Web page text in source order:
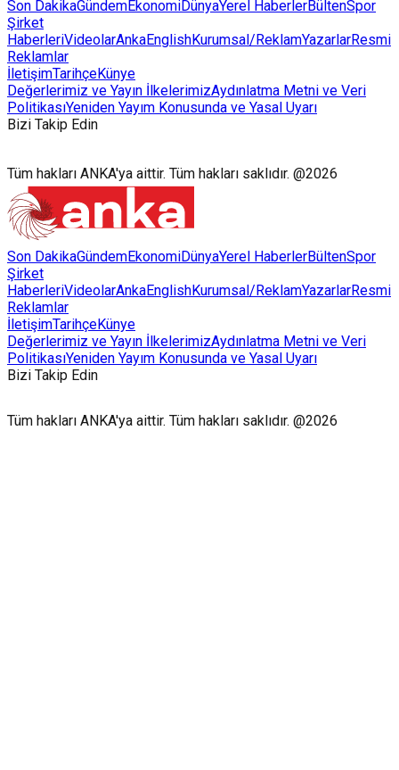
Son DakikaGündemEkonomiDünyaYerel HaberlerBültenSpor
Şirket
HaberleriVideolarAnkaEnglishKurumsal/ReklamYazarlarResmi
Reklamlar
İletişimTarihçeKünye
Değerlerimiz ve Yayın İlkelerimizAydınlatma Metni ve Veri
PolitikasıYeniden Yayım Konusunda ve Yasal Uyarı
Bizi Takip Edin
Tüm hakları ANKA'ya aittir. Tüm hakları saklıdır. @2026
Son DakikaGündemEkonomiDünyaYerel HaberlerBültenSpor
Şirket
HaberleriVideolarAnkaEnglishKurumsal/ReklamYazarlarResmi
Reklamlar
İletişimTarihçeKünye
Değerlerimiz ve Yayın İlkelerimizAydınlatma Metni ve Veri
PolitikasıYeniden Yayım Konusunda ve Yasal Uyarı
Bizi Takip Edin
Tüm hakları ANKA'ya aittir. Tüm hakları saklıdır. @2026